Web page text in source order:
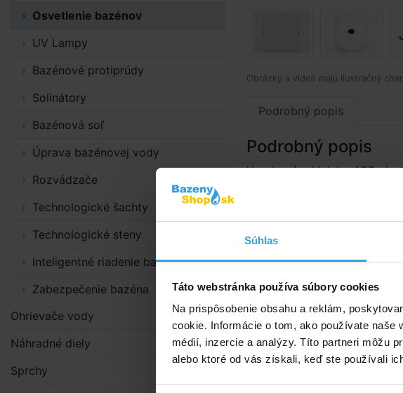
Súhlas
Táto webstránka používa súbory cookies
Na prispôsobenie obsahu a reklám,
cookie. Informácie o tom, ako používate
médií, inzercie a analýzy. Títo partneri môžu
alebo ktoré od vás získali, keď ste používali
Obrázky a videá majú ilustračný
Podrobný popis
Podrobný popis
Vyrobená z bieleho ABS
Rozmery
13 × 13 × 9,5cm
Doporučené
Zalievacia hmota pre
prepojovacia krabica
Osvetlenie bazénov
UV Lampy
Bazénové protiprúdy
Solinátory
Bazénová soľ
Úprava bazénovej vody
Rozvádzače
Technologické šachty
Technologické steny
Inteligentné riadenie bazénov
Zabezpečenie bazéna
Ohrievače vody
Náhradné diely
Sprchy